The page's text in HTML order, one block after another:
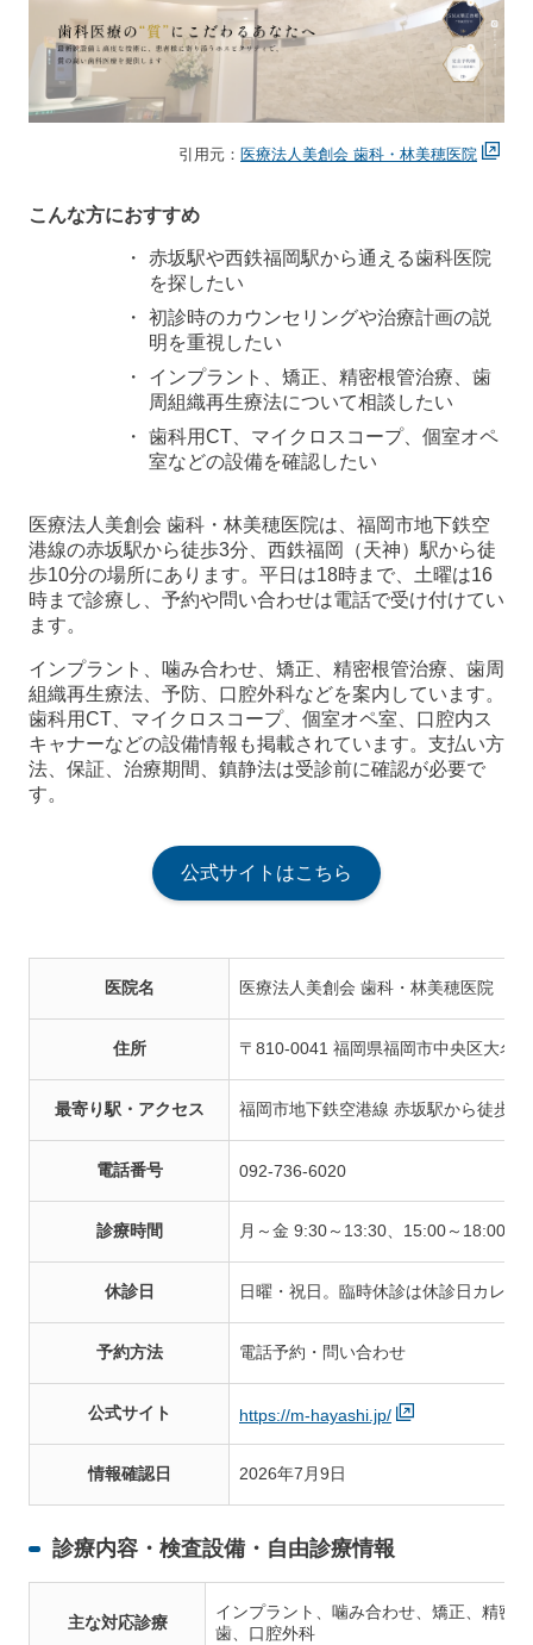
引用元： 医療法人美創会 歯科・林美穂医院
こんな方におすすめ
赤坂駅や西鉄福岡駅から通える歯科医院
を探したい
初診時のカウンセリングや治療計画の説
明を重視したい
インプラント、矯正、精密根管治療、歯
周組織再生療法について相談したい
歯科用CT、マイクロスコープ、個室オペ
室などの設備を確認したい
医療法人美創会 歯科・林美穂医院は、福岡市地下鉄空
港線の赤坂駅から徒歩3分、西鉄福岡（天神）駅から徒
歩10分の場所にあります。平日は18時まで、土曜は16
時まで診療し、予約や問い合わせは電話で受け付けてい
ます。
インプラント、噛み合わせ、矯正、精密根管治療、歯周
組織再生療法、予防、口腔外科などを案内しています。
歯科用CT、マイクロスコープ、個室オペ室、口腔内ス
キャナーなどの設備情報も掲載されています。支払い方
法、保証、治療期間、鎮静法は受診前に確認が必要で
す。
公式サイトはこちら
医院名 医療法人美創会 歯科・林美穂医院
住所 〒810-0041 福岡県福岡市中央区大名
最寄り駅・アクセス 福岡市地下鉄空港線 赤坂駅から徒歩3
電話番号 092-736-6020
診療時間 月～金 9:30～13:30、15:00～18:00／
休診日 日曜・祝日。臨時休診は休診日カレン
予約方法 電話予約・問い合わせ
公式サイト https://m-hayashi.jp/
情報確認日 2026年7月9日
診療内容・検査設備・自由診療情報
主な対応診療
インプラント、噛み合わせ、矯正、精密
歯、口腔外科